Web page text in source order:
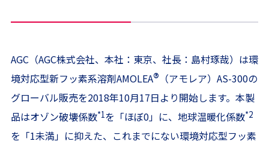
AGC（AGC株式会社、本社：東京、社長：島村琢哉）は環
境対応型新フッ素系溶剤AMOLEA® （アモレア）AS-300の
グローバル販売を2018年10月17日より開始します。本製
品はオゾン破壊係数*1を「ほぼ0」に、地球温暖化係数*2
を「1未満」に抑えた、これまでにない環境対応型フッ素